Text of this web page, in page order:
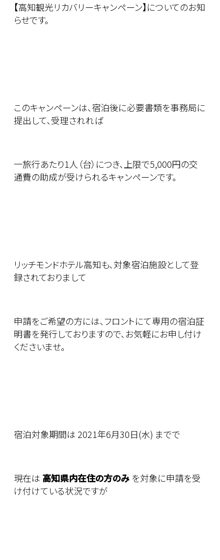
【高知観光リカバリーキャンペーン】についてのお知
らせです。
このキャンペーンは、宿泊後に必要書類を事務局に
提出して、受理されれば
一旅行あたり1人（台）につき、上限で5,000円の交
通費の助成が受けられるキャンペーンです。
リッチモンドホテル高知も、対象宿泊施設として登
録されておりまして
申請をご希望の方には、フロントにて専用の宿泊証
明書を発行しておりますので、お気軽にお申し付け
くださいませ。
宿泊対象期間は 2021年6月30日(水) までで
現在は 高知県内在住の方のみ を対象に申請を受
け付けている状況ですが